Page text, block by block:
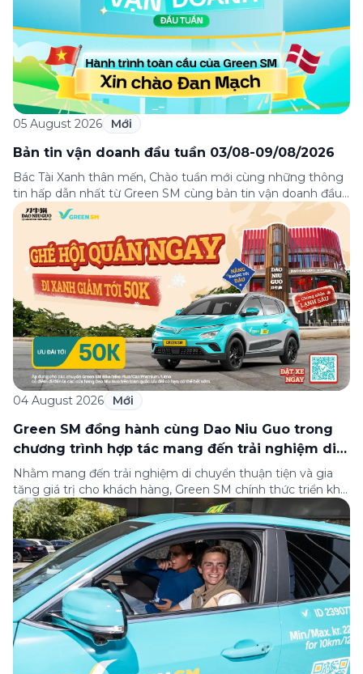
05 August 2026 Mới
Bản tin vận doanh đầu tuần 03/08-09/08/2026
Bác Tài Xanh thân mến, Chào tuần mới cùng những thông
tin hấp dẫn nhất từ Green SM cùng bản tin vận doanh đầu
tuần 03-09/08! Từ câu chuyện đầy cảm hứng “Hành trình
toàn cầu của Green SM”, hướng dẫn phân luồng di chuyển
tại sân bay Nội Bài tới những hướng dẫn chi […]
04 August 2026 Mới
Green SM đồng hành cùng Dao Niu Guo trong
chương trình hợp tác mang đến trải nghiệm di
chuyển thuận tiện cho khách hàng
Nhằm mang đến trải nghiệm di chuyển thuận tiện và gia
tăng giá trị cho khách hàng, Green SM chính thức triển khai
chương trình hợp tác cùng hệ thống nhà hàng Dao Niu
Guo – Lẩu bò tươi Triều Châu trên toàn quốc. Theo đó,
khách hàng sử dụng các dịch vụ của Green […]